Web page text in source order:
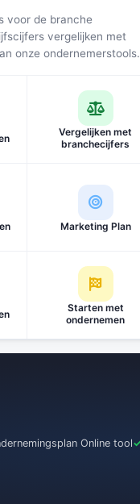
voor de branche
vergelijken met
onze ondernemerstools.
Vergelijken met
branchecijfers
Marketing Plan
Starten met
ondernemen
Online tool